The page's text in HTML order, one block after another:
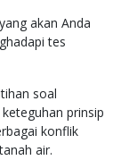
akan Anda
tes
soal
prinsip
konflik
air.